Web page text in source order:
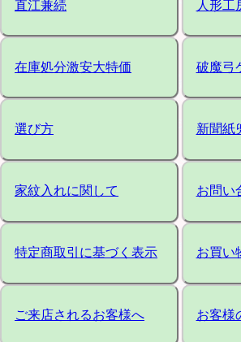
直江兼続 人形工
在庫処分激安大特価 破魔弓
選び方 新聞紙
家紋入れに関して お問い
特定商取引に基づく表示 お買い
ご来店されるお客様へ お客様